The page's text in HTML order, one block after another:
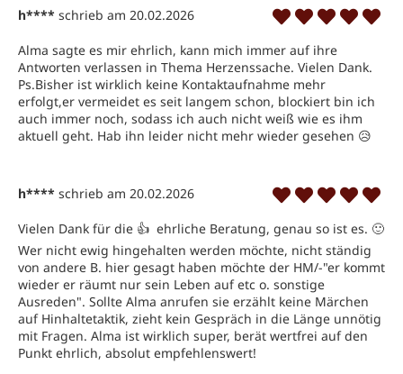
h**** schrieb am 20.02.2026
Alma sagte es mir ehrlich, kann mich immer auf ihre
Antworten verlassen in Thema Herzenssache. Vielen Dank.
Ps.Bisher ist wirklich keine Kontaktaufnahme mehr
erfolgt,er vermeidet es seit langem schon, blockiert bin ich
auch immer noch, sodass ich auch nicht weiß wie es ihm
aktuell geht. Hab ihn leider nicht mehr wieder gesehen 😥
h**** schrieb am 20.02.2026
Vielen Dank für die 👍  ehrliche Beratung, genau so ist es. 🙂
Wer nicht ewig hingehalten werden möchte, nicht ständig
von andere B. hier gesagt haben möchte der HM/-"er kommt
wieder er räumt nur sein Leben auf etc o. sonstige
Ausreden". Sollte Alma anrufen sie erzählt keine Märchen
auf Hinhaltetaktik, zieht kein Gespräch in die Länge unnötig
mit Fragen. Alma ist wirklich super, berät wertfrei auf den
Punkt ehrlich, absolut empfehlenswert!